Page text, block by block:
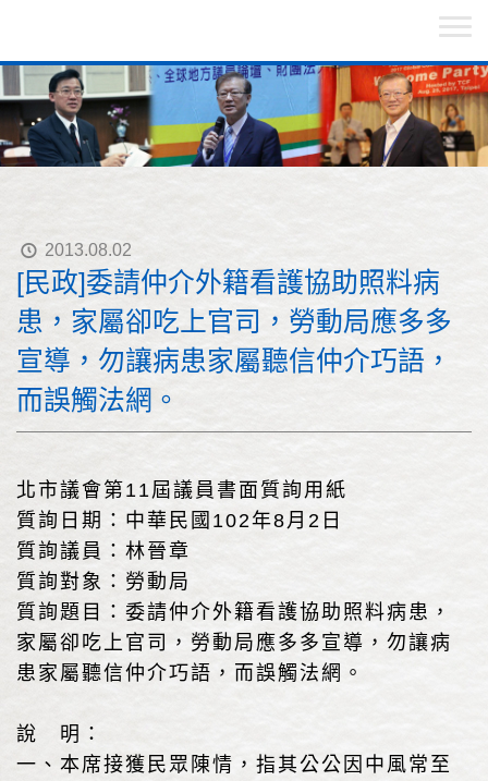
2013.08.02
[民政]委請仲介外籍看護協助照料病
患，家屬卻吃上官司，勞動局應多多
宣導，勿讓病患家屬聽信仲介巧語，
而誤觸法網。
北市議會第11屆議員書面質詢用紙
質詢日期：中華民國102年8月2日
質詢議員：林晉章
質詢對象：勞動局
質詢題目：委請仲介外籍看護協助照料病患，
家屬卻吃上官司，勞動局應多多宣導，勿讓病
患家屬聽信仲介巧語，而誤觸法網。
說 明：
一、本席接獲民眾陳情，指其公公因中風常至